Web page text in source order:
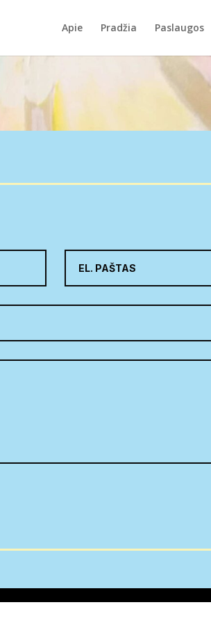
Apie Pradžia Paslaugos